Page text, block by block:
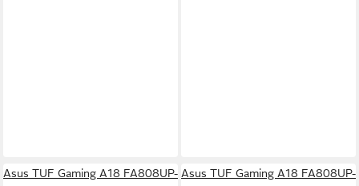
Asus TUF Gaming A18 FA808UP- Asus TUF Gaming A18 FA808UP-